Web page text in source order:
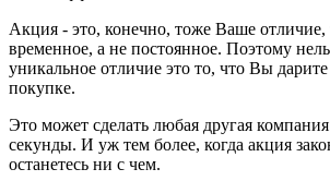
Акция - это, конечно, тоже Ваше отличие,
временное, а не постоянное. Поэтому
уникальное отличие это то, что Вы
покупке.
Это может сделать любая другая
секунды. И уж тем более, когда акция
останетесь ни с чем.